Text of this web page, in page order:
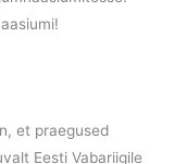
et praegused
Eesti Vabariigile